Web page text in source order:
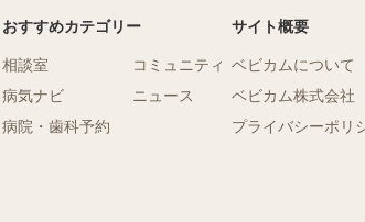
おすすめカテゴリー
相談室
病気ナビ
病院・歯科予約
コミュニティ
ニュース
サイト概要
ベビカムについて
ベビカム株式会社
プライバシーポリ